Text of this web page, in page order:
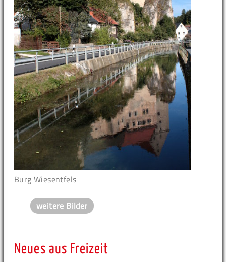
Burg Wiesentfels
weitere Bilder
Neues aus Freizeit